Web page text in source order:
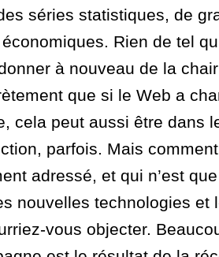
séries statistiques, de
Rien de tel
à nouveau de la
que si le Web a
cela peut aussi être dans
parfois. Mais
adressé, et qui n’est
nouvelles technologies et
vous objecter.